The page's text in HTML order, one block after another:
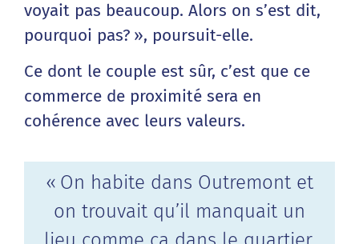
voyait pas beaucoup. Alors on s’est dit,
pourquoi pas? », poursuit-elle.
Ce dont le couple est sûr, c’est que ce
commerce de proximité sera en
cohérence avec leurs valeurs.
« On habite dans Outremont et
on trouvait qu’il manquait un